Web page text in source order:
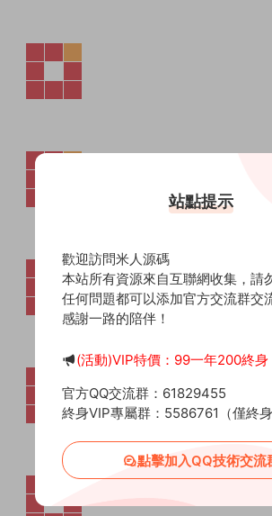
站點提示
歡迎訪問米人源碼
本站所有資源來自互聯網收集，請
任何問題都可以添加官方交流群交
感謝一路的陪伴！
(活動)VIP特價：99一年200終身
官方QQ交流群：61829455
終身VIP專屬群：5586761（僅終身
點擊加入QQ技術交流